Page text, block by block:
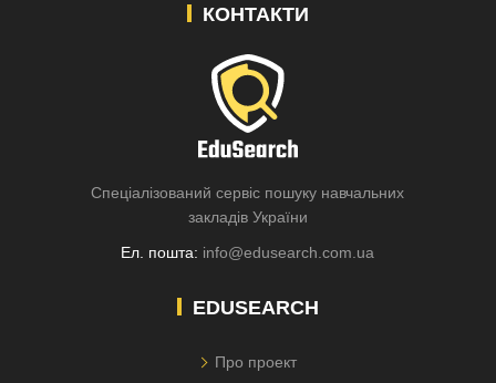
КОНТАКТИ
Спеціалізований сервіс пошуку навчальних
закладів України
Ел. пошта: info@edusearch.com.ua
EDUSEARCH
Про проект